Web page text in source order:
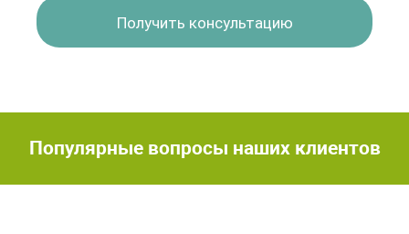
Получить консультацию
Популярные вопросы наших клиентов